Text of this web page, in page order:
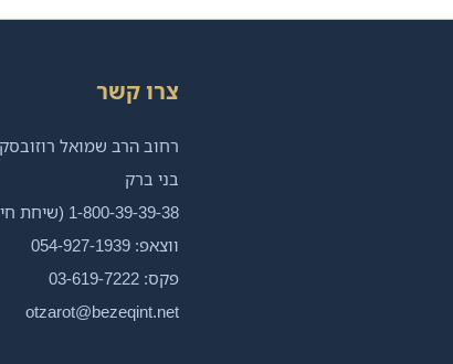
צרו קשר
רחוב הרב שמואל רוזובסקי 7, דירה
בני ברק
1-800-39-39-38 (שיחת חינם)
ווצאפ: 054-927-1939
פקס: 03-619-7222
otzarot@bezeqint.net